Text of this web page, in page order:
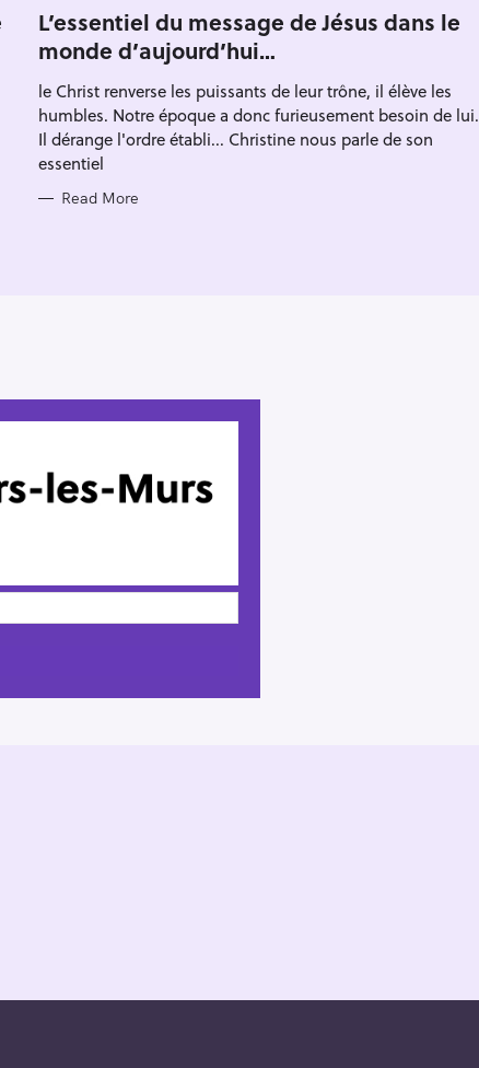
T
E
G
O
I
E
S
L’essentiel du message de Jésus dans le
monde d’aujourd’hui…
le Christ renverse les puissants de leur trône, il élève les
humbles. Notre époque a donc furieusement besoin de lui.
Il dérange l'ordre établi... Christine nous parle de son
essentiel
Read More